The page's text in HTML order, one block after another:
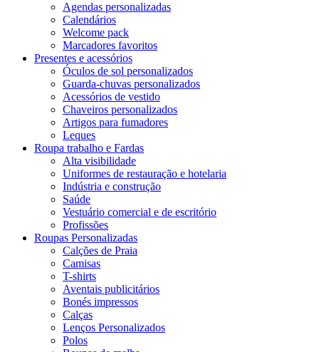
Agendas personalizadas
Calendários
Welcome pack
Marcadores favoritos
Presentes e acessórios
Óculos de sol personalizados
Guarda-chuvas personalizados
Acessórios de vestido
Chaveiros personalizados
Artigos para fumadores
Leques
Roupa trabalho e Fardas
Alta visibilidade
Uniformes de restauração e hotelaria
Indústria e construção
Saúde
Vestuário comercial e de escritório
Profissões
Roupas Personalizadas
Calções de Praia
Camisas
T-shirts
Aventais publicitários
Bonés impressos
Calças
Lenços Personalizados
Polos